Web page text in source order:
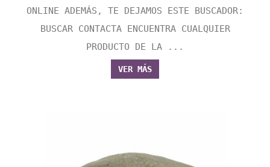
ONLINE ADEMÁS, TE DEJAMOS ESTE BUSCADOR:
BUSCAR CONTACTA ENCUENTRA CUALQUIER
PRODUCTO DE LA ...
VER MÁS